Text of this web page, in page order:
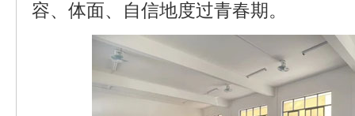
容、体面、自信地度过青春期。